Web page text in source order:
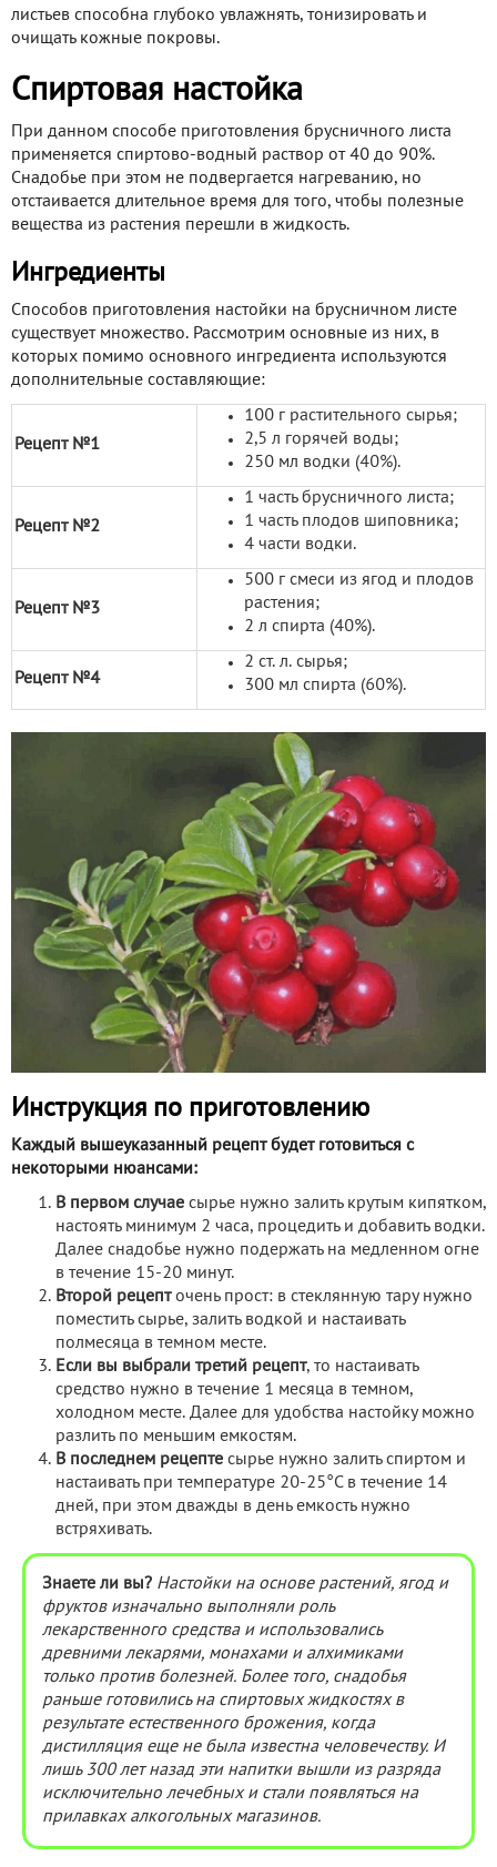
листьев способна глубоко увлажнять, тонизировать и
очищать кожные покровы.
Спиртовая настойка
При данном способе приготовления брусничного листа
применяется спиртово-водный раствор от 40 до 90%.
Снадобье при этом не подвергается нагреванию, но
отстаивается длительное время для того, чтобы полезные
вещества из растения перешли в жидкость.
Ингредиенты
Способов приготовления настойки на брусничном листе
существует множество. Рассмотрим основные из них, в
которых помимо основного ингредиента используются
дополнительные составляющие:
Рецепт №1
100 г растительного сырья;
2,5 л горячей воды;
250 мл водки (40%).
Рецепт №2
1 часть брусничного листа;
1 часть плодов шиповника;
4 части водки.
Рецепт №3
500 г смеси из ягод и плодов
растения;
2 л спирта (40%).
Рецепт №4
2 ст. л. сырья;
300 мл спирта (60%).
Инструкция по приготовлению
Каждый вышеуказанный рецепт будет готовиться с
некоторыми нюансами:
В первом случае сырье нужно залить крутым кипятком,
настоять минимум 2 часа, процедить и добавить водки.
Далее снадобье нужно подержать на медленном огне
в течение 15-20 минут.
Второй рецепточень прост: в стеклянную тару нужно
поместить сырье, залить водкой и настаивать
полмесяца в темном месте.
Если вы выбрали третий рецепт, то настаивать
средство нужно в течение 1 месяца в темном,
холодном месте. Далее для удобства настойку можно
разлить по меньшим емкостям.
В последнем рецепте сырье нужно залить спиртом и
настаивать при температуре 20-25°С в течение 14
дней, при этом дважды в день емкость нужно
встряхивать.
Знаете ли вы? Настойки на основе растений, ягод и
фруктов изначально выполняли роль
лекарственного средства и использовались
древними лекарями, монахами и алхимиками
только против болезней. Более того, снадобья
раньше готовились на спиртовых жидкостях в
результате естественного брожения, когда
дистилляция еще не была известна человечеству. И
лишь 300 лет назад эти напитки вышли из разряда
исключительно лечебных и стали появляться на
прилавках алкогольных магазинов.